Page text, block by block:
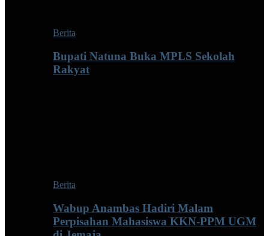
Berita
Bupati Natuna Buka MPLS Sekolah
Rakyat
Berita
Wabup Anambas Hadiri Malam
Perpisahan Mahasiswa KKN-PPM UGM